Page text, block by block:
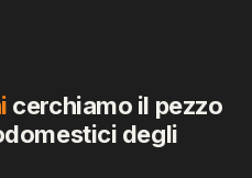
cerchiamo il pezzo
degli